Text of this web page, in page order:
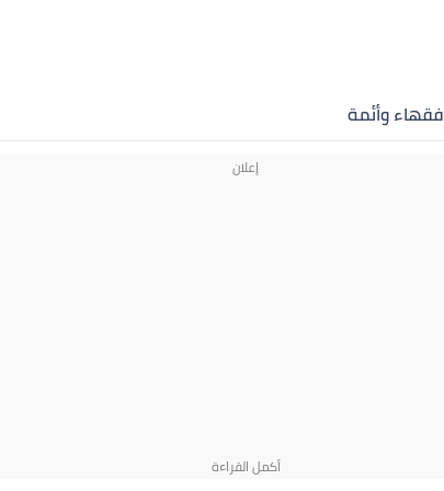
فقهاء وأئمة